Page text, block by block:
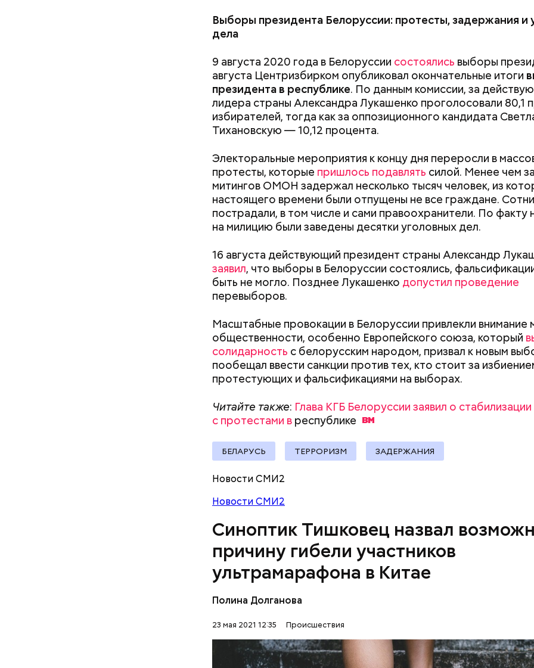
Выборы президента Белоруссии: протесты, задержания и
дела
9 августа 2020 года в Белоруссии состоялись выборы
августа Центризбирком опубликовал окончательные итоги
президента в республике. По данным комиссии, за
лидера страны Александра Лукашенко проголосовали 80,1
избирателей, тогда как за оппозиционного кандидата
Тихановскую — 10,12 процента.
Электоральные мероприятия к концу дня переросли в
протесты, которые пришлось подавлять силой. Менее чем
митингов ОМОН задержал несколько тысяч человек, из
настоящего времени были отпущены не все граждане.
пострадали, в том числе и сами правоохранители. По факту
на милицию были заведены десятки уголовных дел.
16 августа действующий президент страны Александр
заявил, что выборы в Белоруссии состоялись,
быть не могло. Позднее Лукашенко допустил проведение
перевыборов.
Масштабные провокации в Белоруссии привлекли внимание
общественности, особенно Европейского союза, который
солидарность с белорусским народом, призвал к новым
пообещал ввести санкции против тех, кто стоит за
протестующих и фальсификациями на выборах.
Читайте также: Глава КГБ Белоруссии заявил о
с протестами в республике
БЕЛАРУСЬ ТЕРРОРИЗМ ЗАДЕРЖАНИЯ
Новости СМИ2
Новости СМИ2
Синоптик Тишковец назвал
причину гибели участников
ультрамарафона в Китае
Полина Долганова
23 мая 2021 12:35 Происшествия
— Низкая температура была главной опасностью, кроме
связь в горах осложняла поиски пропавших без вести, —
синоптик на своей странице вInstagram.
Также специалист рассказал, что до начала старта
пробежали 2 километра и не смогли согреться, а во время
пробега пошел дождь и начался встречный ветер.
Ранеесообщалось, что в центре Москвы загорелся
дом.
Читайте также:Три человека попали в больницу после
кафе в Новой Москве
Как поменять батареи дома и
не получить штраф
Как получить до
трудной
претендовать и
документы